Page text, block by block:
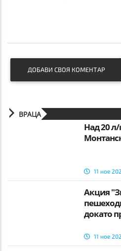
ДОБАВИ СВОЯ КОМЕНТАР
ВРАЦА
Над 20
11 ное
Акция
докато
11 ное